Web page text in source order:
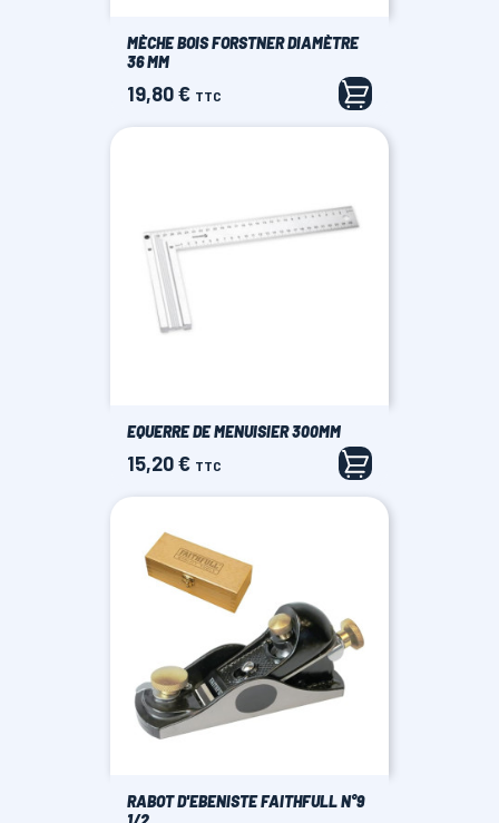
MÈCHE BOIS FORSTNER DIAMÈTRE
36 MM
Prix
19,80 € TTC
EQUERRE DE MENUISIER 300MM
Prix
15,20 € TTC
RABOT D'EBENISTE FAITHFULL N°9